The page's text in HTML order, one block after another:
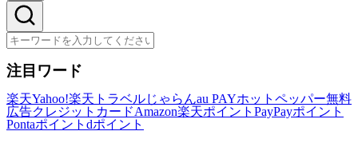
注目ワード
楽天Yahoo!楽天トラベルじゃらんau PAYホットペッパー無料
広告クレジットカードAmazon楽天ポイント PayPayポイント
Pontaポイント dポイント